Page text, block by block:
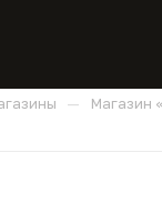
— Магазин